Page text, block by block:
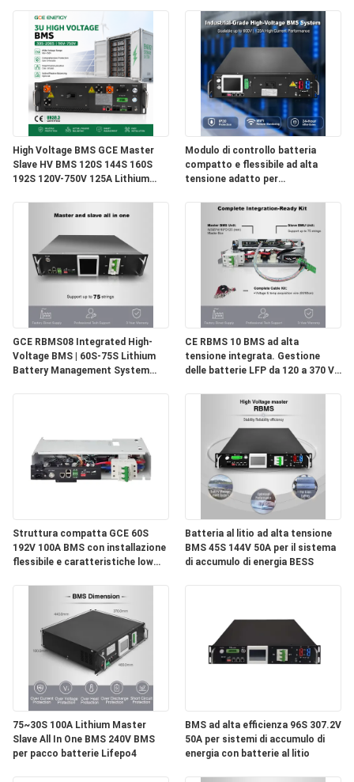
High Voltage BMS GCE Master
Slave HV BMS 120S 144S 160S
192S 120V-750V 125A Lithium
Modulo di controllo batteria
compatto e flessibile ad alta
tensione adatto per
per veicoli elettrici ibridi
GCE RBMS08 Integrated High-
Voltage BMS | 60S-75S Lithium
Battery Management System
CE RBMS 10 BMS ad alta
tensione integrata. Gestione
delle batterie LFP da 120 a 370 V.
Struttura compatta GCE 60S
192V 100A BMS con installazione
flessibile e caratteristiche low
Batteria al litio ad alta tensione
BMS 45S 144V 50A per il sistema
di accumulo di energia BESS
75~30S 100A Lithium Master
Slave All In One BMS 240V BMS
per pacco batterie Lifepo4
BMS ad alta efficienza 96S 307.2V
50A per sistemi di accumulo di
energia con batterie al litio